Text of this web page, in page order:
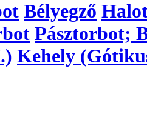
Bélyegző
Pásztorbot;
Kehely